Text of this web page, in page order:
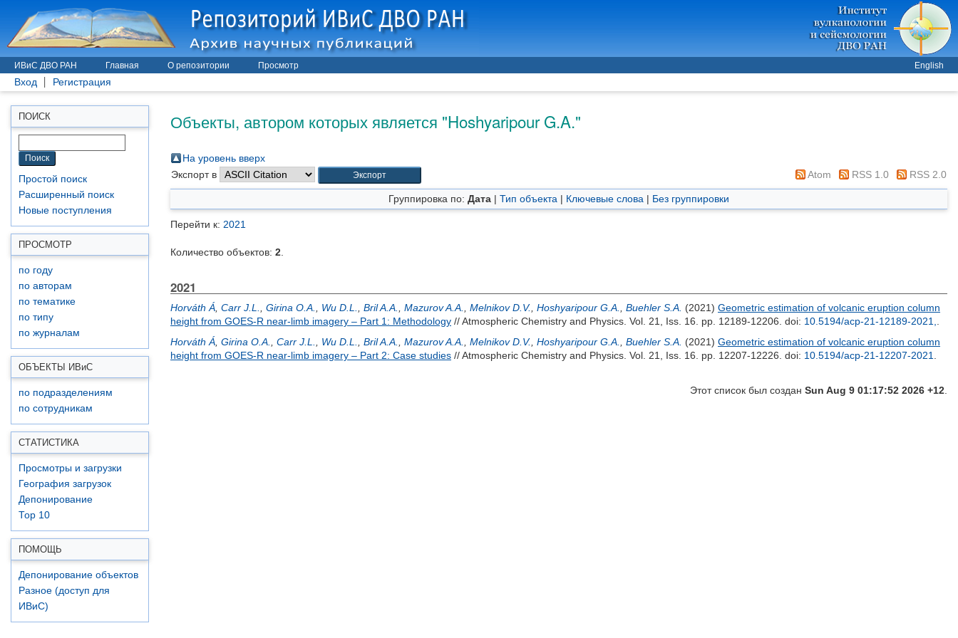
ИВиС ДВО РАН Главная О репозитории Просмотр English
Вход Регистрация
ПОИСК
Простой поиск
Расширенный поиск
Новые поступления
ПРОСМОТР
по году
по авторам
по тематике
по типу
по журналам
ОБЪЕКТЫ ИВиС
по подразделениям
по сотрудникам
СТАТИСТИКА
Просмотры и загрузки
География загрузок
Депонирование
Top 10
ПОМОЩЬ
Депонирование объектов
Разное (доступ для
ИВиС)
Объекты, автором которых является "Hoshyaripour G.A."
На уровень вверх
Экспорт в
Atom RSS 1.0 RSS 2.0
Группировка по: Дата | Тип объекта | Ключевые слова | Без группировки
Перейти к: 2021
Количество объектов: 2
2021
Horváth Á Carr J.L. Girina O.A. Wu D.L. Bril A.A. Mazurov A.A. Melnikov D.V. Hoshyaripour G.A. Buehler S.A. (2021) Geometric estimation of volcanic eruption column
height from GOES-R near-limb imagery – Part 1: Methodology // Atmospheric Chemistry and Physics. Vol. 21, Iss. 16. pp. 12189-12206. doi: 10.5194/acp-21-12189-2021,
Horváth Á Girina O.A. Carr J.L. Wu D.L. Bril A.A. Mazurov A.A. Melnikov D.V. Hoshyaripour G.A. Buehler S.A. (2021) Geometric estimation of volcanic eruption column
height from GOES-R near-limb imagery – Part 2: Case studies // Atmospheric Chemistry and Physics. Vol. 21, Iss. 16. pp. 12207-12226. doi: 10.5194/acp-21-12207-2021
Этот список был создан Sun Aug 9 01:17:52 2026 +12